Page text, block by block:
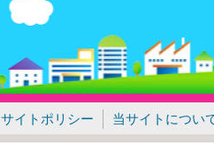
サイトポリシー 当サイトについ